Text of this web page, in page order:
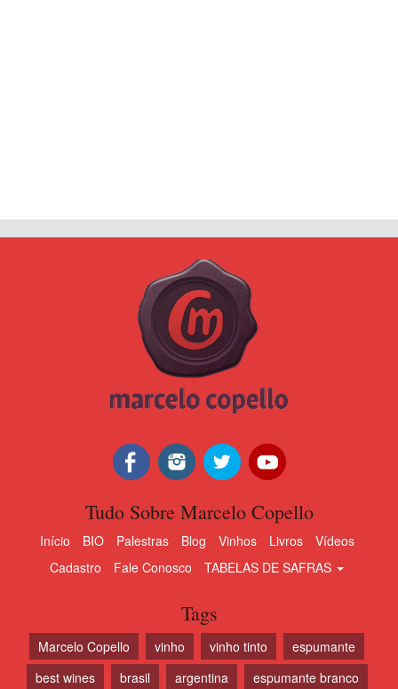
Tudo Sobre Marcelo Copello
Início BIO Palestras Blog Vinhos Livros
Vídeos
Cadastro
Fale Conosco TABELAS DE SAFRAS
Tags
Marcelo Copello vinho vinho tinto
espumante
best wines
brasil argentina espumante branco